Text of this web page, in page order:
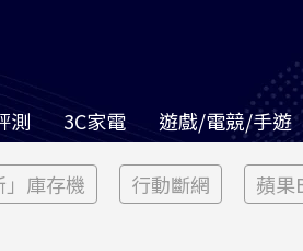
測 3C家電 遊戲/電競/手遊
」庫存機 行動斷網 蘋果